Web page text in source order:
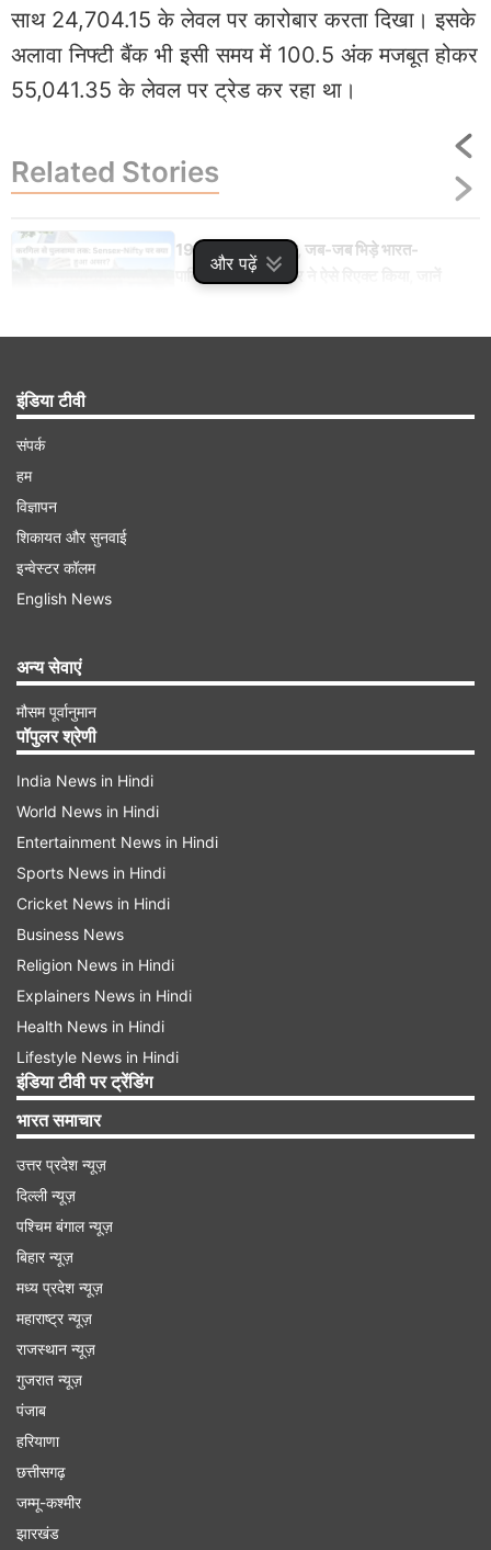
और पढ़ें
साथ 24,704.15 के लेवल पर कारोबार करता दिखा। इसके
अलावा निफ्टी बैंक भी इसी समय में 100.5 अंक मजबूत होकर
55,041.35 के लेवल पर ट्रेड कर रहा था।
Related Stories
1999 से 2019 तक, जब-जब भिड़े भारत-
पाकिस्तान, शेयर बाजार ने ऐसे रिएक्ट किया, जानें
सेक्टोरल इंडेक्स बढ़त के साथ कारोबार कर रहे थे। व्यापक
बाजार बेंचमार्क के अनुरूप थे, शुरुआती कारोबार में भी आधा
प्रतिशत की बढ़त दर्ज की गई।
खुदरा महंगाई के आंकड़े ने भी डाला असर
ग्लोबल संकेत और अन्य फैक्टर के साथ-साथ बाजार पर
महंगाई के पॉजिटिव आंकड़ों का भी असर देखा गया है। अप्रैल
में उपभोक्ता मूल्य मुद्रास्फीति यानी खुदरा महंगाई कई वर्षों के
निचले स्तर 3.16 प्रतिशत पर आ गई। ऐसा खाद्य
मुद्रास्फीति में कमी के कारण हुआ, जिसका कारण सब्जियों
की मुद्रास्फीति में कमी है। यह जुलाई 2019 के बाद से सबसे
कम महंगाई दर है।
इंडिया टीवी
संपर्क
हम
विज्ञापन
शिकायत और सुनवाई
इन्वेस्टर कॉलम
English News
अन्य सेवाएं
मौसम पूर्वानुमान
पॉपुलर श्रेणी
India News in Hindi
World News in Hindi
Entertainment News in Hindi
Sports News in Hindi
Cricket News in Hindi
Business News
Religion News in Hindi
Explainers News in Hindi
Health News in Hindi
Lifestyle News in Hindi
इंडिया टीवी पर ट्रेंडिंग
भारत समाचार
उत्तर प्रदेश न्यूज़
दिल्ली न्यूज़
पश्चिम बंगाल न्यूज़
बिहार न्यूज़
मध्य प्रदेश न्यूज़
महाराष्ट्र न्यूज़
राजस्थान न्यूज़
गुजरात न्यूज़
पंजाब
हरियाणा
छत्तीसगढ़
जम्मू-कश्मीर
झारखंड